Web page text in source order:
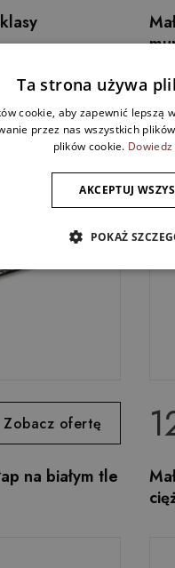
Zobacz ofertę
na białym tle
Ta strona używa
cookie, aby zapewnić lepszą
przez nas wszystkich
plików cookie.
AKCEPTUJ
POKAŻ